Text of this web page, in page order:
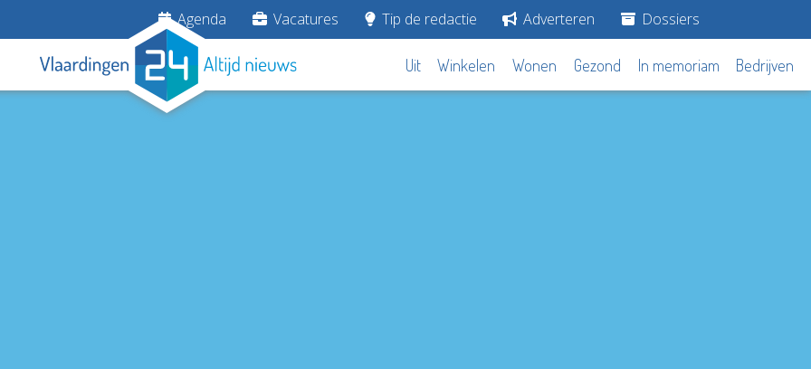
Agenda Vacatures Tip de redactie Adverteren Dossiers
Uit Winkelen Wonen Gezond In memoriam Bedrijven